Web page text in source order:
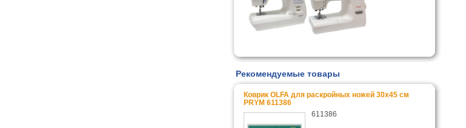
Рекомендуемые товары
Коврик OLFA для раскройных ножей 30x45 см
PRYM 611386
611386